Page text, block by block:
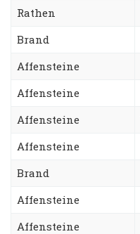
Rathen
Brand
Affensteine
Affensteine
Affensteine
Affensteine
Brand
Affensteine
Affensteine